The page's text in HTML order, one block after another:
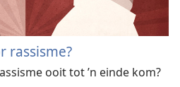
rassisme?
ooit tot ’n einde kom?